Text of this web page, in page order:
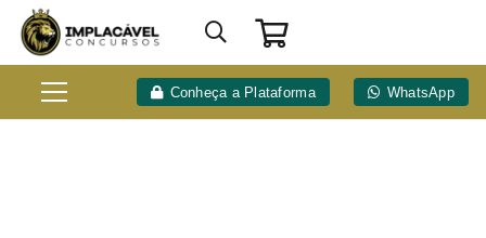
Conheça a Plataforma WhatsApp